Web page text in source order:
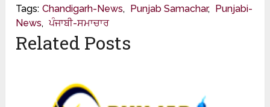
Tags: Chandigarh-News, Punjab Samachar,
Punjabi-
News, ਪੰਜਾਬੀ-ਸਮਾਚਾਰ
Related Posts